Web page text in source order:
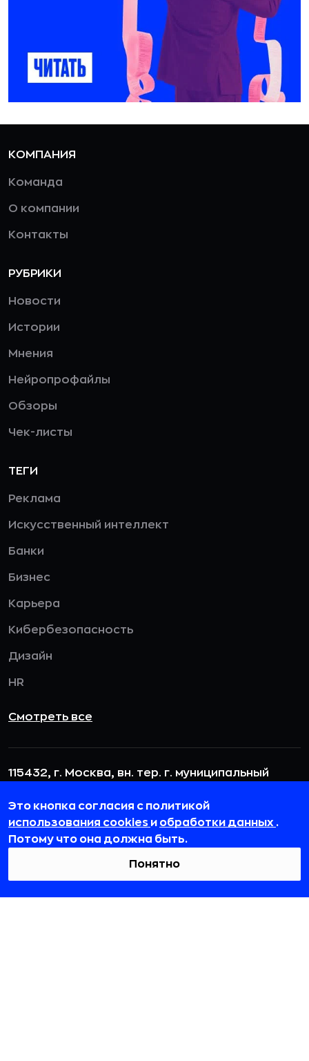
КОМПАНИЯ
Команда
О компании
Контакты
РУБРИКИ
Новости
Истории
Мнения
Нейропрофайлы
Обзоры
Чек-листы
ТЕГИ
Реклама
Искусственный интеллект
Банки
Бизнес
Карьера
Кибербезопасность
Дизайн
HR
Смотреть все
115432, г. Москва, вн. тер. г. муниципальный
Это кнопка согласия с политикой
использования cookies и обработки данных .
Потому что она должна быть.
Понятно